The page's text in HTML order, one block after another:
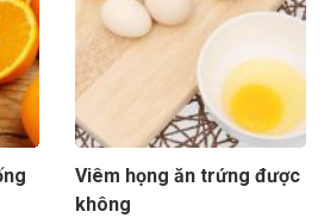
Viêm họng ăn trứng được
không